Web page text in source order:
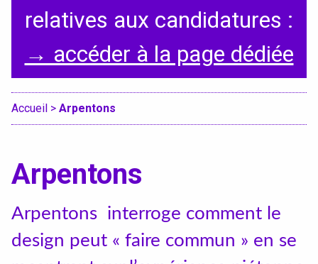
Graphisme, médias, médiations
Espace, Usages, Territoires
Textile, territoires, mutations
Catalogue de cours
relatives aux candidatures :
→ accéder à la page dédiée
Accueil > Arpentons
Arpentons
Arpentons interroge comment le
design peut « faire commun » en se